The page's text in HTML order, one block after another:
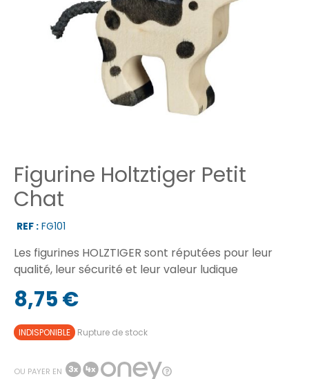
Figurine Holtztiger Petit
Chat
REF : FG101
Les figurines HOLZTIGER sont réputées pour leur
qualité, leur sécurité et leur valeur ludique
8,75 €
INDISPONIBLE Rupture de stock
OU PAYER EN